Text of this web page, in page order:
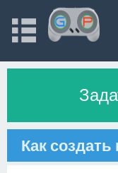
Как создать